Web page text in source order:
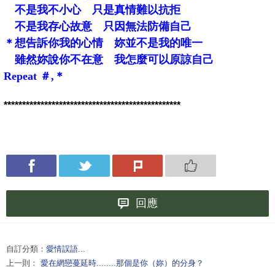
不是我不小心 只是真情難以抗拒
不是我存心故意 只因無法防備自己
＊想告訴你我的心情 妳並不是我的唯一
雖然妳說你不在意 我怎麼可以原諒自己
Repeat ＃,＊
************************************************
回應
自訂分類： 愛情誤語...
上一則： 愛在網戀蔓延時........那個是你（妳）的分身？